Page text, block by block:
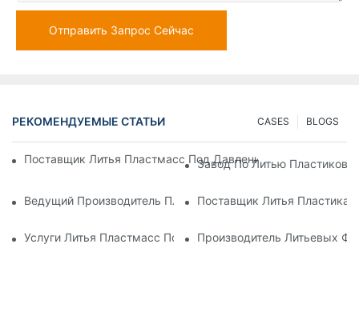
Отправить Запрос Сейчас
РЕКОМЕНДУЕМЫЕ СТАТЬИ BLOGS
CASES
Поставщик Литья Пластмасс Под Давлением С Обширным
Завод По Литью
Ведущий Производитель Пластиковых Деталей Для
Поставщик Литья
Услуги Литья Пластмасс Под Давлением Для
Производитель Литьевых